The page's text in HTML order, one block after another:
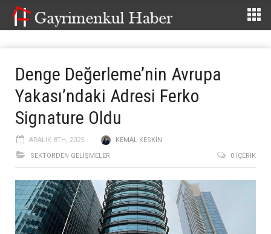
Denge Değerleme’nin Avrupa
Yakası’ndaki Adresi Ferko
Signature Oldu
ARALIK 8TH, 2025
KEMAL KESKIN
SEKTÖRDEN GELIŞMELER
0 İÇERIK